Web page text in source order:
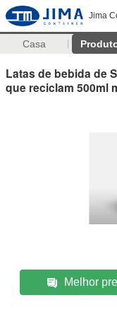
Jima
Casa
Latas de bebida de
que reciclam 500ml
Melhor